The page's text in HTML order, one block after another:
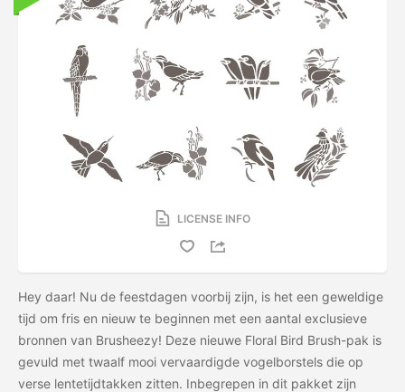
LICENSE INFO
Hey daar! Nu de feestdagen voorbij zijn, is het een geweldige
tijd om fris en nieuw te beginnen met een aantal exclusieve
bronnen van Brusheezy! Deze nieuwe Floral Bird Brush-pak is
gevuld met twaalf mooi vervaardigde vogelborstels die op
verse lentetijdtakken zitten. Inbegrepen in dit pakket zijn